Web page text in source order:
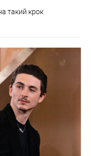
такий крок